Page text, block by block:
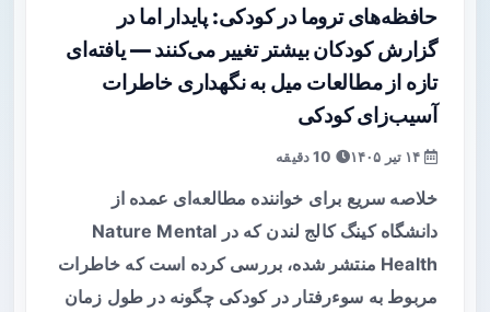
حافظه‌های تروما در کودکی: پایدار اما در
گزارش کودکان بیشتر تغییر می‌کنند — یافته‌ای
تازه از مطالعات میل به نگهداری خاطرات
آسیب‌زای کودکی
خلاصه سریع برای خواننده مطالعه‌ای عمده از
دانشگاه کینگ کالج لندن که در Nature Mental
Health منتشر شده، بررسی کرده است که خاطرات
مربوط به سوء‌رفتار در کودکی چگونه در طول زمان